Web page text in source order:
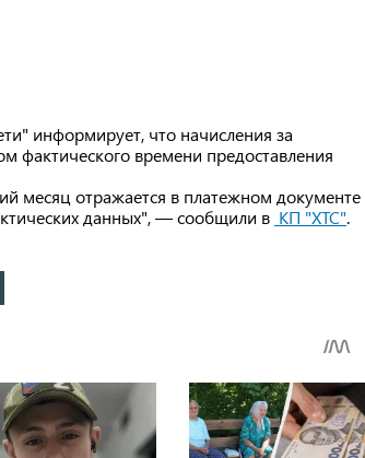
информирует, что начисления за
фактического времени предоставления
месяц отражается в платежном документе
данных", — сообщили в КП "ХТС".